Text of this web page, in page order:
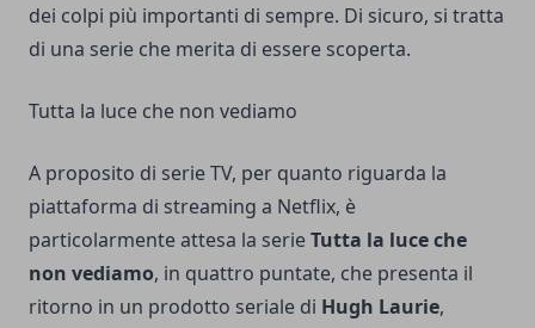
dei colpi più importanti di sempre. Di sicuro, si tratta
di una serie che merita di essere scoperta.
Tutta la luce che non vediamo
A proposito di serie TV, per quanto riguarda la
piattaforma di streaming a Netflix, è
particolarmente attesa la serieTutta la luce che
non vediamo, in quattro puntate, che presenta il
ritorno in un prodotto seriale di Hugh Laurie,